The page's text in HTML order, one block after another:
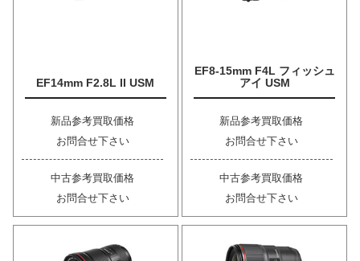
EF14mm F2.8L II USM
新品参考買取価格
お問合せ下さい
中古参考買取価格
お問合せ下さい
EF8-15mm F4L フィッシュ
アイ USM
新品参考買取価格
お問合せ下さい
中古参考買取価格
お問合せ下さい